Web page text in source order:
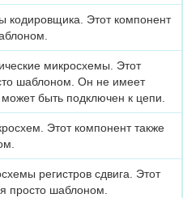
кодировщика. Этот компонент
микросхемы. Этот
шаблоном. Он не имеет
быть подключен к цепи.
Этот компонент также
регистров сдвига. Этот
просто шаблоном.